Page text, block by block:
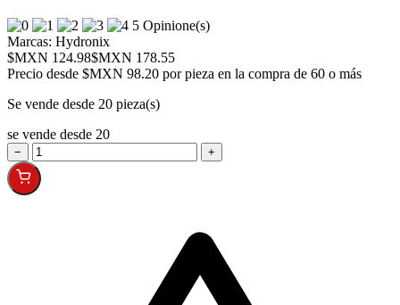
5 Opinione(s)
Marcas: Hydronix
$MXN 124.98$MXN 178.55
Precio desde $MXN 98.20 por pieza en la compra de 60 o más
Se vende desde 20 pieza(s)
se vende desde 20
− +